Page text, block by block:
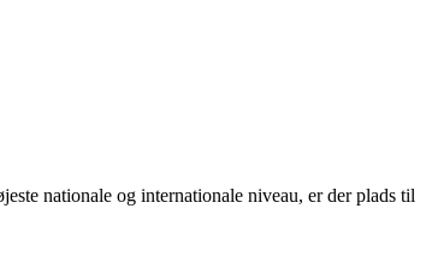
nationale og internationale niveau, er der plads til